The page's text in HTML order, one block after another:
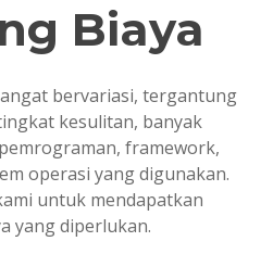
Biaya
bervariasi, tergantung
kesulitan, banyak
framework,
operasi yang digunakan.
untuk mendapatkan
yang diperlukan.